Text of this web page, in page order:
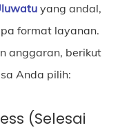
yang andal,
format layanan.
anggaran, berikut
Anda pilih:
(Selesai